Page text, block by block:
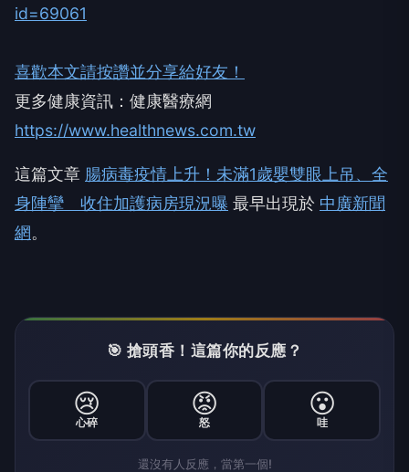
id=69061
喜歡本文請按讚並分享給好友！
更多健康資訊：健康醫療網
https://www.healthnews.com.tw
這篇文章 腸病毒疫情上升！未滿1歲嬰雙眼上吊、全
身陣攣 收住加護病房現況曝 最早出現於 中廣新聞
網。
🎯 搶頭香！這篇你的反應？
😢
心碎
😡
怒
😮
哇
還沒有人反應，當第一個!